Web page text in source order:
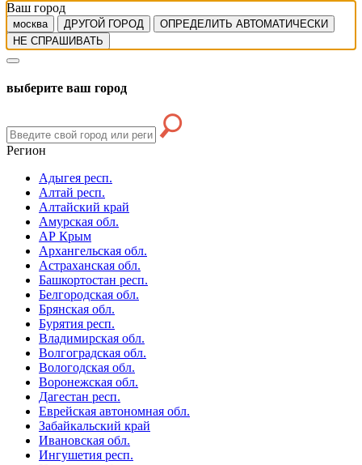
Ваш город
москва ДРУГОЙ ГОРОД
ОПРЕДЕЛИТЬ АВТОМАТИЧЕСКИ
НЕ СПРАШИВАТЬ
выберите ваш город
Регион
Адыгея респ.
Алтай респ.
Алтайский край
Амурская обл.
АР Крым
Архангельская обл.
Астраханская обл.
Башкортостан респ.
Белгородская обл.
Брянская обл.
Бурятия респ.
Владимирская обл.
Волгоградская обл.
Вологодская обл.
Воронежская обл.
Дагестан респ.
Еврейская автономная обл.
Забайкальский край
Ивановская обл.
Ингушетия респ.